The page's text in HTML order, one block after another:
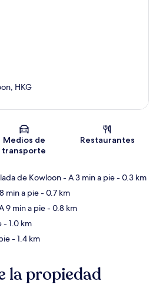
Sección del mapa
HKG
Medios de
transporte
Restaurantes
de Kowloon- A 3 min a pie- 0.3 km
min a pie- 0.7 km
9 min a pie- 0.8 km
- 1.0 km
- 1.4 km
la propiedad